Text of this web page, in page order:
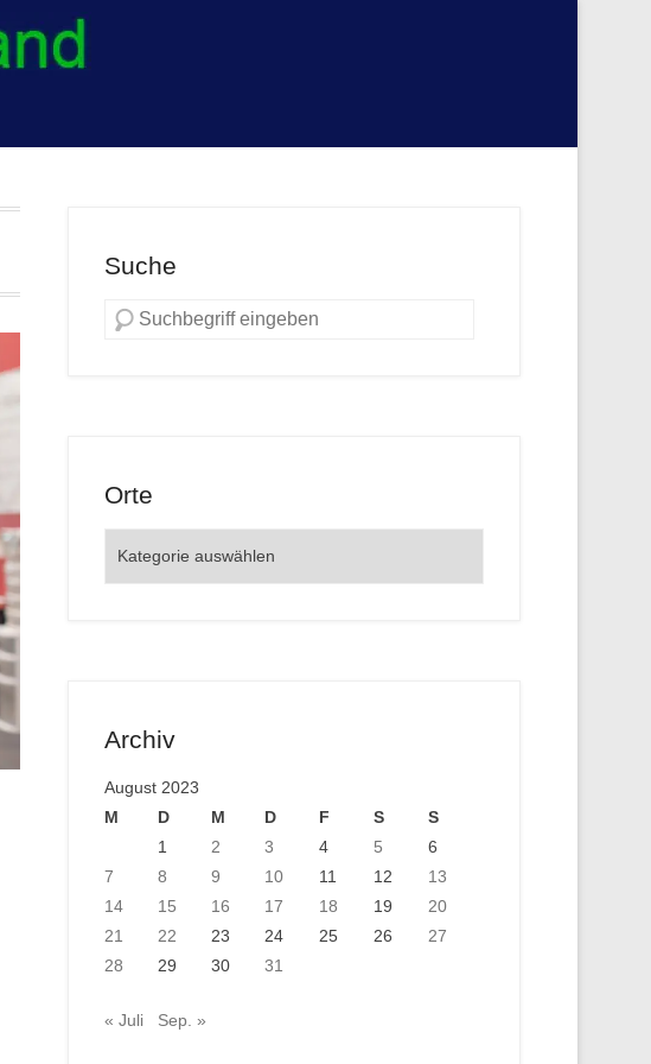
Suche
Orte
Archiv
August 2023
M
D M D F S
S
1
2 3 4 5
6
7
8 9 10 11 12
13
14
15 16 17 18 19
20
21
22 23 24 25 26
27
28
29 30 31
« Juli Sep. »